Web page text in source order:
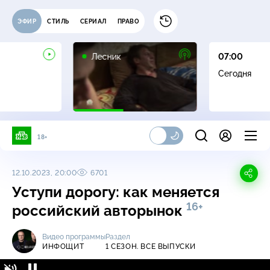
ЭФИР СТИЛЬ СЕРИАЛ ПРАВО
Лесник
16+
07:00
Сегодня
18+
12.10.2023, 20:00 6701
Уступи дорогу: как меняется
российский авторынок 16+
Видео программы
ИНФОЩИТ
Раздел
1 СЕЗОН. ВСЕ ВЫПУСКИ